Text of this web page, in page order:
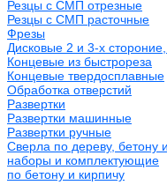
Резцы с СМП отрезные
Резцы с СМП расточные
Фрезы
Дисковые 2 и 3-х
Концевые из быстрореза
Концевые твердосплавные
Обработка отверстий
Развертки
Развертки машинные
Развертки ручные
Сверла по дереву, бетону
наборы и комплектующие
по бетону и кирпичу